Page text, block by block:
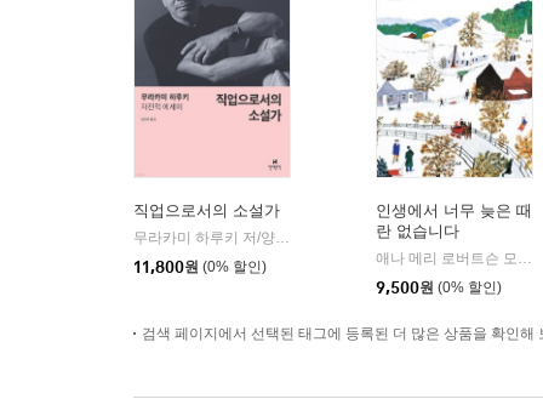
직업으로서의 소설가
현대문학
11,800원 (0% 할인)
인생에서 너무 늦은 때
란 없습니다
9,500원 (0% 할인)
검색 페이지에서 선택된 태그에 등록된 더 많은 상품을 확인해